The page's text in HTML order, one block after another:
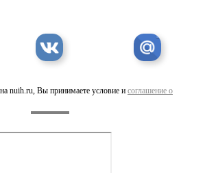
nuih.ru, Вы принимаете условие и соглашение о